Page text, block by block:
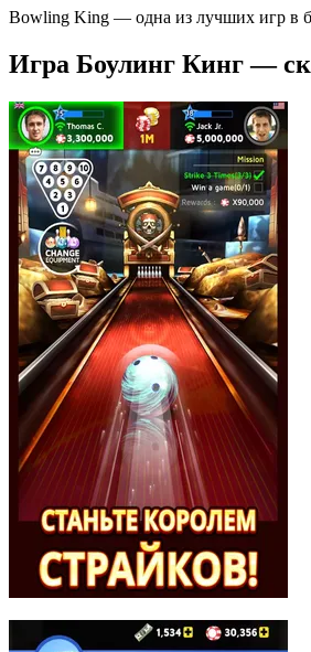
Bowling King — одна из лучших игр в
Игра Боулинг Кинг —